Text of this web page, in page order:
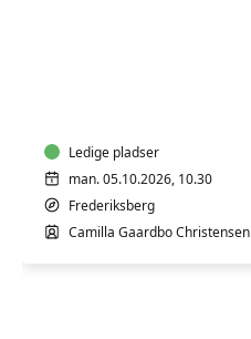
børnLedige pladser
man. 05.10.2026, 10.30
Frederiksberg
Camilla Gaardbo Christensen